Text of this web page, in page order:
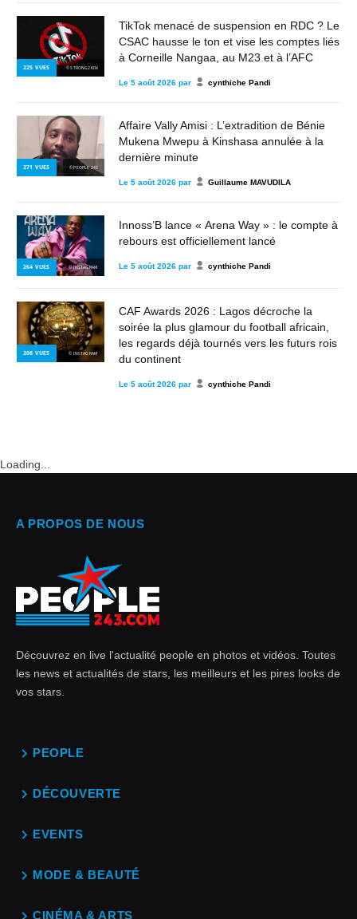
225 VUES © STRONG2KIN
TikTok menacé de suspension en RDC ? Le
CSAC hausse le ton et vise les comptes liés
à Corneille Nangaa, au M23 et à l’AFC
Le 5 août 2026 par cynthiche Pandi
271 VUES © PEOPLE 243
Affaire Vally Amisi : L’extradition de Bénie
Mukena Mwepu à Kinshasa annulée à la
dernière minute
Le 5 août 2026 par Guillaume MAVUDILA
264 VUES © INSTAGRAM
Innoss’B lance « Arena Way » : le compte à
rebours est officiellement lancé
Le 5 août 2026 par cynthiche Pandi
208 VUES © INSTAGRAM
CAF Awards 2026 : Lagos décroche la
soirée la plus glamour du football africain,
les regards déjà tournés vers les futurs rois
du continent
Le 5 août 2026 par cynthiche Pandi
Loading...
A PROPOS DE NOUS
Découvrez en live l'actualité people en photos et vidéos. Toutes
les news et actualités de stars, les meilleurs et les pires looks de
vos stars.
PEOPLE
DÉCOUVERTE
EVENTS
MODE & BEAUTÉ
CINÉMA & ARTS